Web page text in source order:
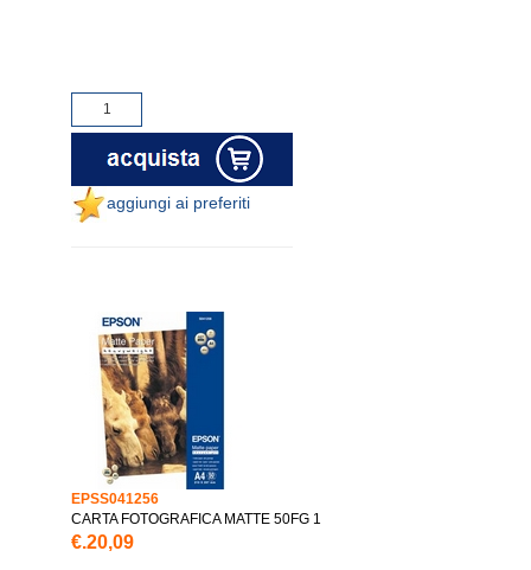
aggiungi ai preferiti
EPSS041256
CARTA FOTOGRAFICA MATTE 50FG 1
€.20,09